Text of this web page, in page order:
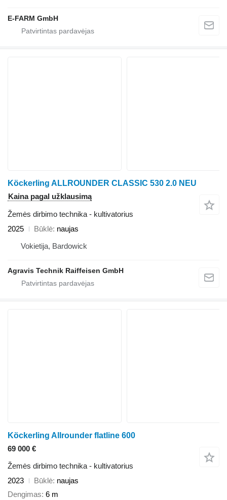
E-FARM GmbH
Köckerling ALLROUNDER CLASSIC 530 2.0 NEU
Kaina pagal užklausimą
Žemės dirbimo technika - kultivatorius
2025
Būklė naujas
Vokietija, Bardowick
Agravis Technik Raiffeisen GmbH
Köckerling Allrounder flatline 600
69 000 €
Žemės dirbimo technika - kultivatorius
2023
Būklė naujas
Dengimas 6 m